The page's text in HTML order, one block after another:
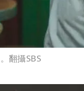
翻攝SBS